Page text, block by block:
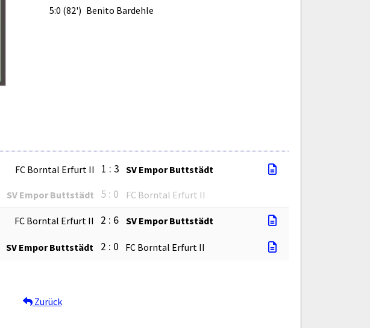
5:0 (82') Benito Bardehle
FC Borntal Erfurt II 1 : 3 SV Empor Buttstädt
SV Empor Buttstädt 5 : 0 FC Borntal Erfurt II
FC Borntal Erfurt II 2 : 6 SV Empor Buttstädt
SV Empor Buttstädt 2 : 0 FC Borntal Erfurt II
Zurück